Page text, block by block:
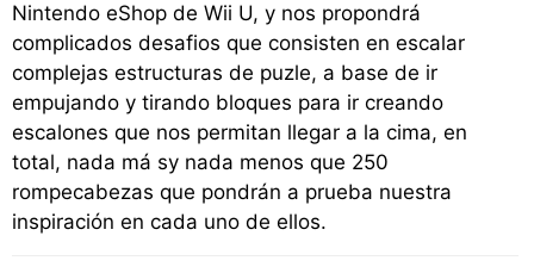
Nintendo eShop de Wii U, y nos propondrá
complicados desafios que consisten en escalar
complejas estructuras de puzle, a base de ir
empujando y tirando bloques para ir creando
escalones que nos permitan llegar a la cima, en
total, nada má sy nada menos que 250
rompecabezas que pondrán a prueba nuestra
inspiración en cada uno de ellos.